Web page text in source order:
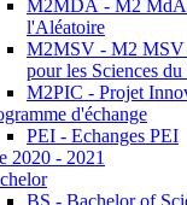
M2MDA - M2 MdA
l'Aléatoire
M2MSV - M2 MSV
pour les Sciences
M2PIC - Projet
d'échange
PEI - Echanges PEI
2020 - 2021
BS - Bachelor of